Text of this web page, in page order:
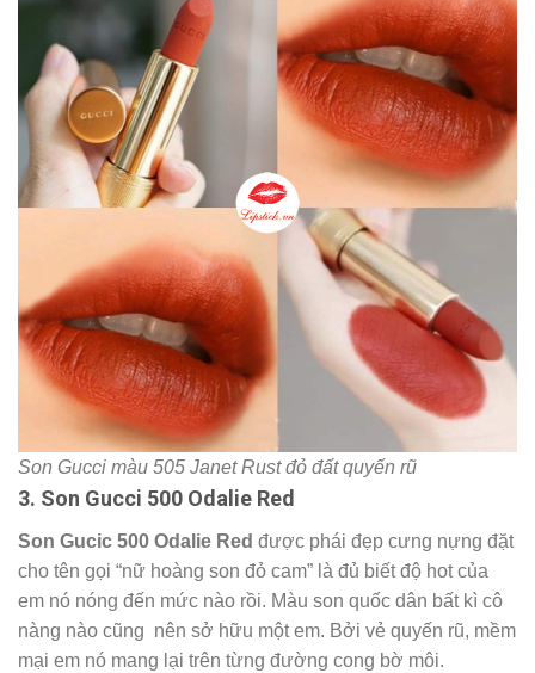
Son Gucci màu 505 Janet Rust đỏ đất quyến rũ
3. Son Gucci 500 Odalie Red
Son Gucic 500 Odalie Red được phái đẹp cưng nựng đặt
cho tên gọi “nữ hoàng son đỏ cam” là đủ biết độ hot của
em nó nóng đến mức nào rồi. Màu son quốc dân bất kì cô
nàng nào cũng nên sở hữu một em. Bởi vẻ quyến rũ, mềm
mại em nó mang lại trên từng đường cong bờ môi.